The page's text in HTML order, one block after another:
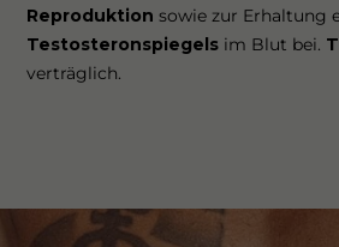
Reproduktion sowie zur Erhaltung
Testosteronspiegels im Blut bei.
verträglich.